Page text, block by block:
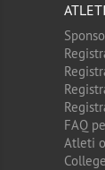
ATLETI
FAQ
Atleti